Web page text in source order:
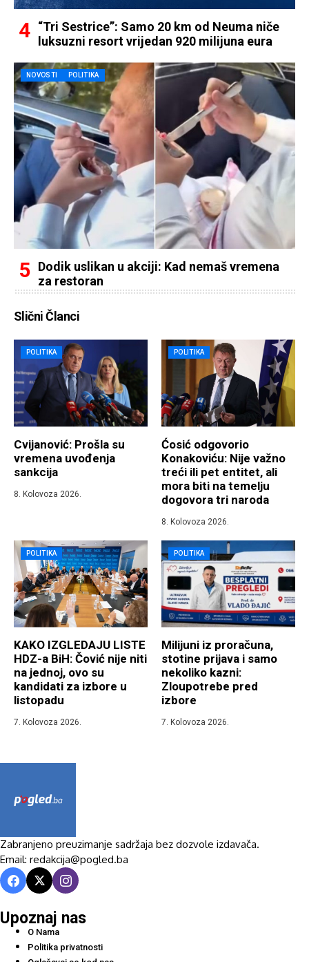
“Tri Sestrice”: Samo 20 km od Neuma niče
luksuzni resort vrijedan 920 milijuna eura
NOVOSTI POLITIKA
Dodik uslikan u akciji: Kad nemaš vremena
za restoran
Slični Članci
POLITIKA
Cvijanović: Prošla su
vremena uvođenja
sankcija
8. Kolovoza 2026.
POLITIKA
Ćosić odgovorio
Konakoviću: Nije važno
treći ili pet entitet, ali
mora biti na temelju
dogovora tri naroda
8. Kolovoza 2026.
POLITIKA
KAKO IZGLEDAJU LISTE
HDZ-a BiH: Čović nije niti
na jednoj, ovo su
kandidati za izbore u
listopadu
7. Kolovoza 2026.
POLITIKA
Milijuni iz proračuna,
stotine prijava i samo
nekoliko kazni:
Zloupotrebe pred
izbore
7. Kolovoza 2026.
Zabranjeno preuzimanje sadržaja bez dozvole izdavača.
Email: redakcija@pogled.ba
Upoznaj nas
O Nama
Politika privatnosti